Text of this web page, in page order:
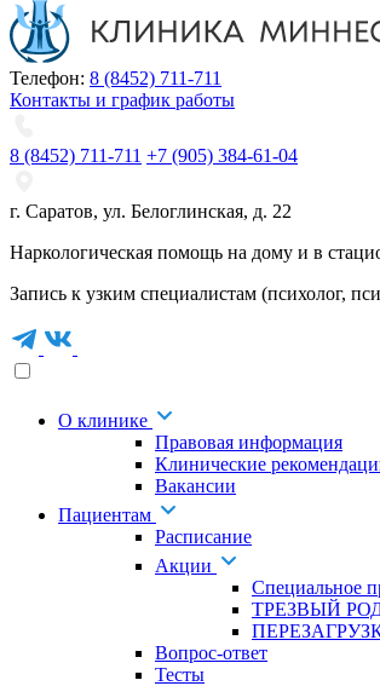
Телефон: 8 (8452) 711-711
Контакты и график работы
8 (8452) 711-711 +7 (905) 384-61-04
г. Саратов, ул. Белоглинская, д. 22
Наркологическая помощь на дому и в
Запись к узким специалистам (психолог,
О клинике
Правовая информация
Клинические
Вакансии
Пациентам
Расписание
Акции
Специальное
ТРЕЗВЫЙ
Вопрос-ответ
Тесты